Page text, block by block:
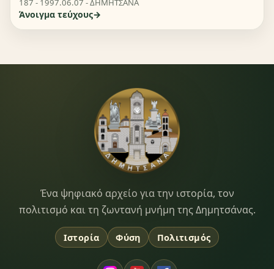
Άνοιγμα τεύχους
Dimitsana.gr
Ένα ψηφιακό αρχείο για την ιστορία, τον
πολιτισμό και τη ζωντανή μνήμη της Δημητσάνας.
Ιστορία Φύση Πολιτισμός